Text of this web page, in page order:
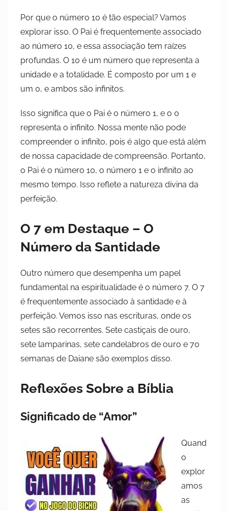
Por que o número 10 é tão especial? Vamos
explorar isso. O Pai é frequentemente associado
ao número 10, e essa associação tem raízes
profundas. O 10 é um número que representa a
unidade e a totalidade. É composto por um 1 e
um 0, e ambos são infinitos.
Isso significa que o Pai é o número 1, e o 0
representa o infinito. Nossa mente não pode
compreender o infinito, pois é algo que está além
de nossa capacidade de compreensão. Portanto,
o Pai é o número 10, o número 1 e o infinito ao
mesmo tempo. Isso reflete a natureza divina da
perfeição.
O 7 em Destaque – O
Número da Santidade
Outro número que desempenha um papel
fundamental na espiritualidade é o número 7. O 7
é frequentemente associado à santidade e à
perfeição. Vemos isso nas escrituras, onde os
setes são recorrentes. Sete castiçais de ouro,
sete lamparinas, sete candelabros de ouro e 70
semanas de Daiane são exemplos disso.
Reflexões Sobre a Bíblia
Significado de “Amor”
Quand
o
explor
amos
as